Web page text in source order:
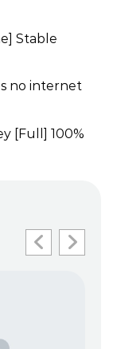
Stable
no internet
[Full] 100%